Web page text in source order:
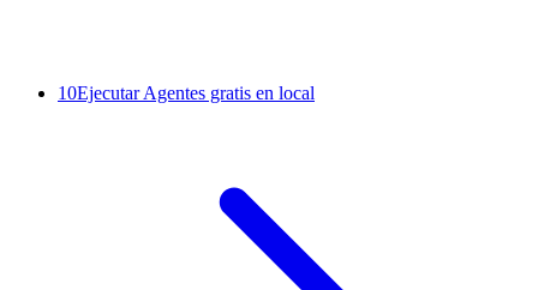
10Ejecutar Agentes gratis en local